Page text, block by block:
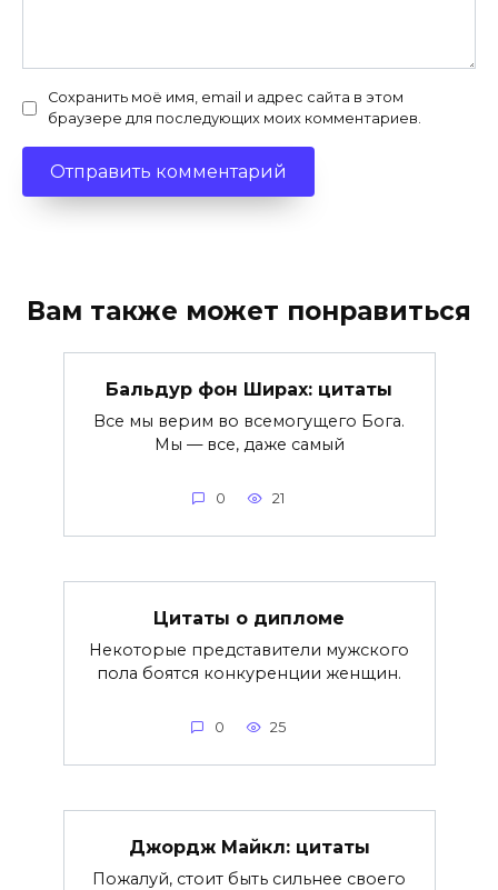
Сохранить моё имя, email и адрес сайта в этом
браузере для последующих моих комментариев.
Вам также может понравиться
Бальдур фон Ширах: цитаты
Все мы верим во всемогущего Бога.
Мы — все, даже самый
0 21
Цитаты о дипломе
Некоторые представители мужского
пола боятся конкуренции женщин.
0 25
Джордж Майкл: цитаты
Пожалуй, стоит быть сильнее своего